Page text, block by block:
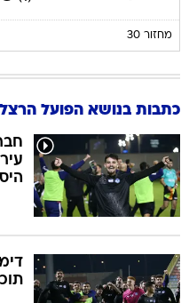
מחזור 30
כתבות בנושא הפועל